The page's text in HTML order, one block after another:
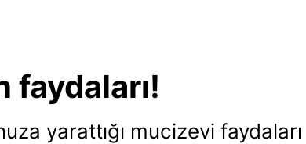
faydaları!
yarattığı mucizevi faydaları